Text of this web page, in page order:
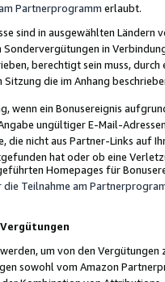
Partnerprogramm erlaubt.
sind in ausgewählten Ländern
in
berechtigt sein muss,
die im Anhang
wenn ein Bonusereignis
ungültiger E-Mail-
die nicht aus Partner-Links auf
hat oder ob eine
Homepages für
Teilnahme am
um von den
sowohl vom Amazon